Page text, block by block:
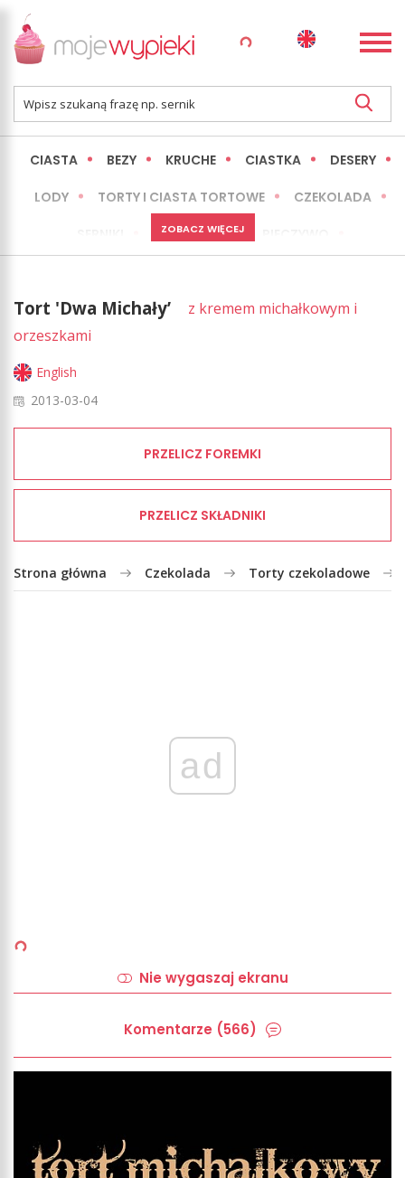
CIASTA BEZY KRUCHE CIASTKA DESERY
LODY TORTY I CIASTA TORTOWE CZEKOLADA
MINI WYPIEKI
LŻEJSZE / ZDROWSZE INNE
ZOBACZ WIĘCEJ
Tort 'Dwa Michały’
z kremem michałkowym i
orzeszkami
English
2013-03-04
PRZELICZ FOREMKI
PRZELICZ SKŁADNIKI
Strona główna Czekolada Torty czekoladowe
ad
Nie wygaszaj ekranu
Komentarze (566)